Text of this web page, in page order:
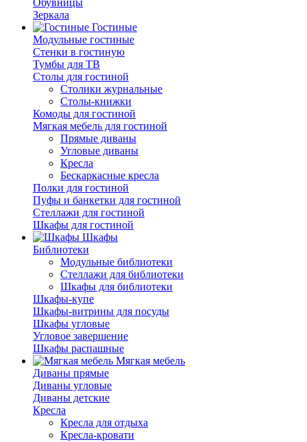
Обувницы
Зеркала
Гостиные
Модульные гостиные
Стенки в гостиную
Тумбы для ТВ
Столы для гостиной
Столики журнальные
Столы-книжки
Комоды для гостиной
Мягкая мебель для гостиной
Прямые диваны
Угловые диваны
Кресла
Бескаркасные кресла
Полки для гостиной
Пуфы и банкетки для гостиной
Стеллажи для гостиной
Шкафы для гостиной
Шкафы
Библиотеки
Модульные библиотеки
Стеллажи для библиотеки
Шкафы для библиотеки
Шкафы-купе
Шкафы-витрины для посуды
Шкафы угловые
Угловое завершение
Шкафы распашные
Мягкая мебель
Диваны прямые
Диваны угловые
Диваны детские
Кресла
Кресла для отдыха
Кресла-кровати